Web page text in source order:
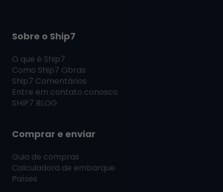
Sobre o Ship7
O que é Ship7
Como Ship7 Obras
Ship7 Comentários
Entre em contato conosco
SHIP7 BLOG
Comprar e enviar
Guia de compras
Calculadora de embarque
Países